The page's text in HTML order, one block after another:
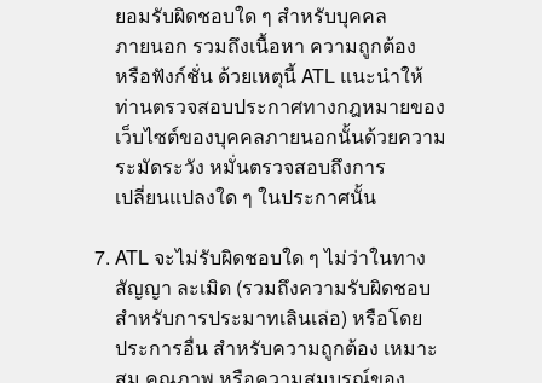
ยอมรับผิดชอบใด ๆ สำหรับบุคคล
ภายนอก รวมถึงเนื้อหา ความถูกต้อง
หรือฟังก์ชั่น ด้วยเหตุนี้ ATL แนะนำให้
ท่านตรวจสอบประกาศทางกฎหมายของ
เว็บไซต์ของบุคคลภายนอกนั้นด้วยความ
ระมัดระวัง หมั่นตรวจสอบถึงการ
เปลี่ยนแปลงใด ๆ ในประกาศนั้น
ATL จะไม่รับผิดชอบใด ๆ ไม่ว่าในทาง
สัญญา ละเมิด (รวมถึงความรับผิดชอบ
สำหรับการประมาทเลินเล่อ) หรือโดย
ประการอื่น สำหรับความถูกต้อง เหมาะ